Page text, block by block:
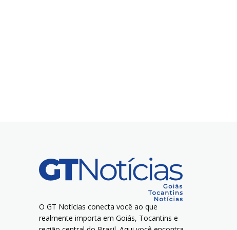
O GT Notícias conecta você ao que
realmente importa em Goiás, Tocantins e